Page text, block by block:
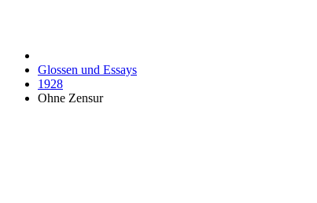
Glossen und Essays
1928
Ohne Zensur